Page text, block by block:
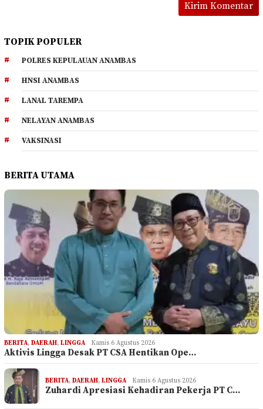
TOPIK POPULER
POLRES KEPULAUAN ANAMBAS
HNSI ANAMBAS
LANAL TAREMPA
NELAYAN ANAMBAS
VAKSINASI
BERITA UTAMA
BERITA, DAERAH, LINGGA Kamis 6 Agustus 2026
Aktivis Lingga Desak PT CSA Hentikan Ope…
BERITA, DAERAH, LINGGA Kamis 6 Agustus 2026
Zuhardi Apresiasi Kehadiran Pekerja PT C…